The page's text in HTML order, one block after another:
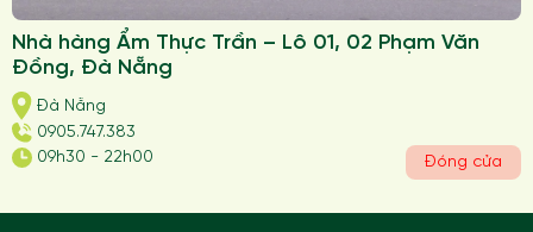
Nhà hàng Ẩm Thực Trần – Lô 01, 02 Phạm Văn
Đồng, Đà Nẵng
Đà Nẵng
0905.747.383
09h30 - 22h00
Đóng cửa